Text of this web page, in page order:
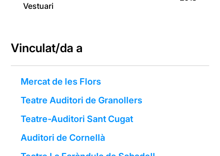
Vestuari
Vinculat/da a
Mercat de les Flors
Teatre Auditori de Granollers
Teatre-Auditori Sant Cugat
Auditori de Cornellà